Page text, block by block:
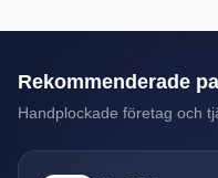
Rekommenderade
Handplockade företag och